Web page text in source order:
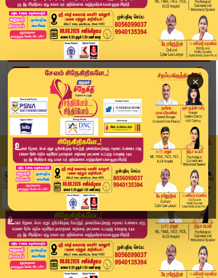
×
Home
வீடியோ ஸ்டோரி
இரவு 9:00 மணி தலைப்பு செய்திகள் | 25-05-2026 |...